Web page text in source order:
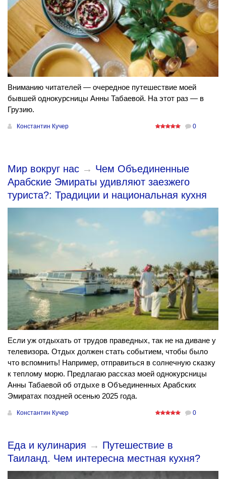
Вниманию читателей — очередное путешествие моей
бывшей однокурсницы Анны Табаевой. На этот раз — в
Грузию.
Константин Кучер 0
Мир вокруг нас → Чем Объединенные
Арабские Эмираты удивляют заезжего
туриста?: Традиции и национальная кухня
Если уж отдыхать от трудов праведных, так не на диване у
телевизора. Отдых должен стать событием, чтобы было
что вспомнить! Например, отправиться в солнечную сказку
к теплому морю. Предлагаю рассказ моей однокурсницы
Анны Табаевой об отдыхе в Объединенных Арабских
Эмиратах поздней осенью 2025 года.
Константин Кучер 0
Еда и кулинария → Путешествие в
Таиланд. Чем интересна местная кухня?